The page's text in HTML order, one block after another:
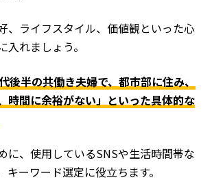
、ライフスタイル、価値観といった心
れましょう。
後半の共働き夫婦で、都市部に住み、
時間に余裕がない」といった具体的な
に、使用しているSNSや生活時間帯な
キーワード選定に役立ちます。